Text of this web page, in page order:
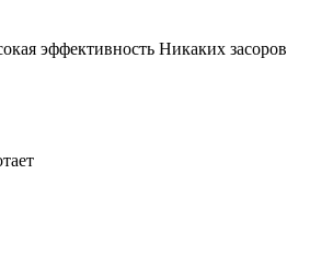
эффективность Никаких засоров